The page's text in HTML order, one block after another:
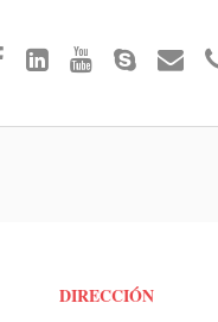
DIRECCIÓN